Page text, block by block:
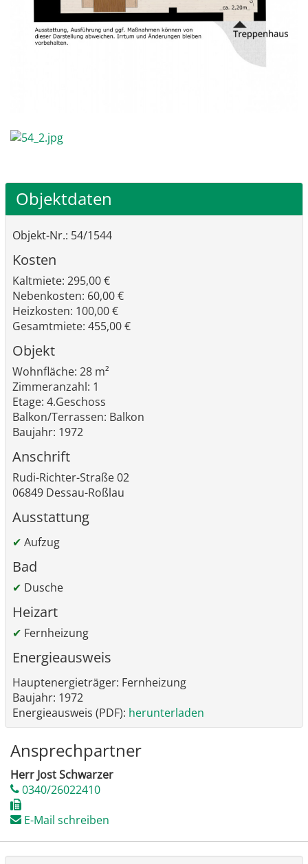
Objektdaten
Objekt-Nr.: 54/1544
Kosten
Kaltmiete: 295,00 €
Nebenkosten: 60,00 €
Heizkosten: 100,00 €
Gesamtmiete: 455,00 €
Objekt
Wohnfläche: 28 m²
Zimmeranzahl: 1
Etage: 4.Geschoss
Balkon/Terrassen: Balkon
Baujahr: 1972
Anschrift
Rudi-Richter-Straße 02
06849 Dessau-Roßlau
Ausstattung
✔ Aufzug
Bad
✔ Dusche
Heizart
✔ Fernheizung
Energieausweis
Hauptenergieträger: Fernheizung
Baujahr: 1972
Energieausweis (PDF): herunterladen
Ansprechpartner
Herr Jost Schwarzer
0340/26022410
E-Mail schreiben